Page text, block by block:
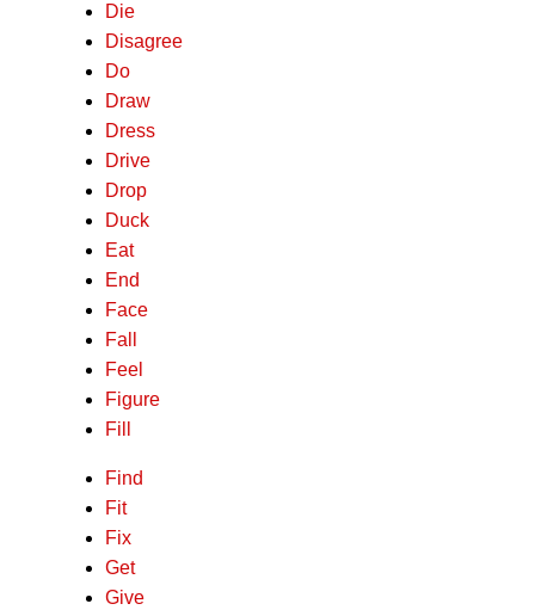
Die
Disagree
Do
Draw
Dress
Drive
Drop
Duck
Eat
End
Face
Fall
Feel
Figure
Fill
Find
Fit
Fix
Get
Give